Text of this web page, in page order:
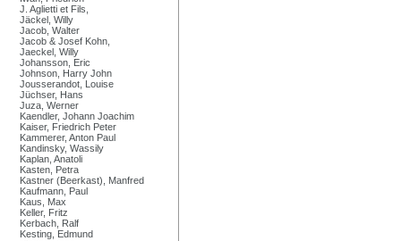
J. Aglietti et Fils,
Jäckel, Willy
Jacob, Walter
Jacob & Josef Kohn,
Jaeckel, Willy
Johansson, Eric
Johnson, Harry John
Jousserandot, Louise
Jüchser, Hans
Juza, Werner
Kaendler, Johann Joachim
Kaiser, Friedrich Peter
Kammerer, Anton Paul
Kandinsky, Wassily
Kaplan, Anatoli
Kasten, Petra
Kastner (Beerkast), Manfred
Kaufmann, Paul
Kaus, Max
Keller, Fritz
Kerbach, Ralf
Kesting, Edmund